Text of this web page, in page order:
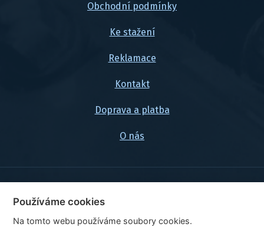
Obchodní podmínky
Ke stažení
Reklamace
Kontakt
Doprava a platba
O nás
© 2026, FlexaMi Auto s.r.o.
Ceny jsou uvedeny vč. DPH
Používáme cookies
Na tomto webu používáme soubory cookies.